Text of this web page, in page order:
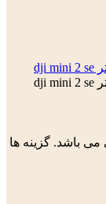
می باشد. گزینه ها